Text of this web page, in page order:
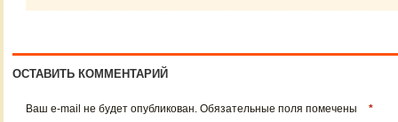
ОСТАВИТЬ КОММЕНТАРИЙ
Ваш e-mail не будет опубликован. Обязательные поля помечены
*